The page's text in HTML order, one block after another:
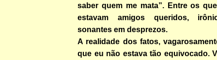
saber quem me mata”. Entre os
estavam amigos queridos,
sonantes em desprezos.
A realidade dos fatos,
que eu não estava tão equivocado.